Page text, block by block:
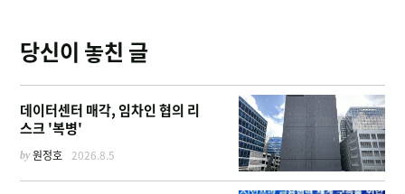
당신이 놓친 글
데이터센터 매각, 임차인 협의 리
스크 '복병'
by원정호 2026.8.5